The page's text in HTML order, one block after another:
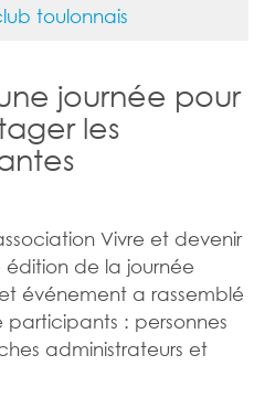
toulonnais
journée pour
les
Vivre et devenir
de la journée
événement a rassemblé
: personnes
administrateurs et